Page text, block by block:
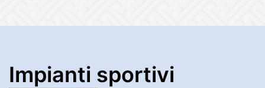
Impianti sportivi